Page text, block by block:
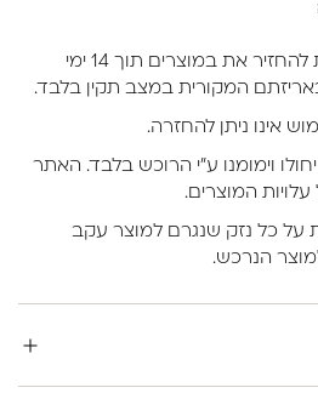
למזמין באתר יש את הזכות להחזיר את במוצרים תוך 14 ימי
המקורית במצב תקין בלבד.
אינו ניתן להחזרה.
וימומנו ע”י הרוכש בלבד. האתר
המוצרים.
על כל נזק שנגרם למוצר עקב
הנרכש.